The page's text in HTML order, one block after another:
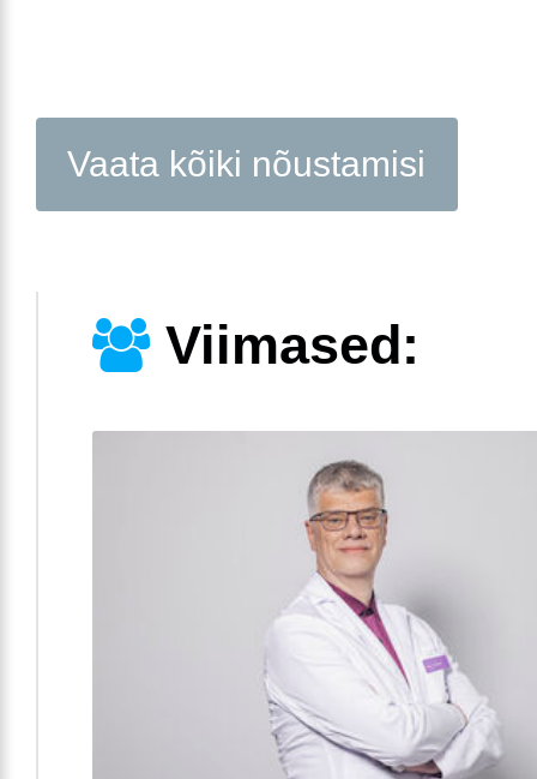
Vaata kõiki nõustamisi
Viimased: